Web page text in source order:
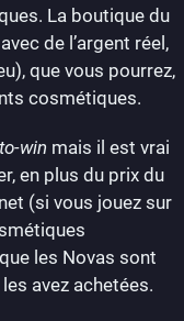
La boutique du
de l’argent réel,
que vous pourrez,
cosmétiques.
win mais il est vrai
en plus du prix du
(si vous jouez sur
les Novas sont
avez achetées.